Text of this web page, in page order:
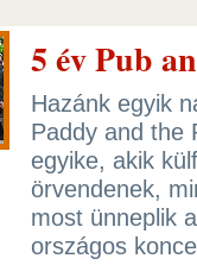
5 év Pub
Hazánk egyik
Paddy and the
egyike, akik
örvendenek,
most ünneplik
országos